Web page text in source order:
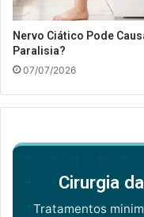
Nervo Ciático Pode
Paralisia?
07/07/2026
Cirurgia
Tratamentos